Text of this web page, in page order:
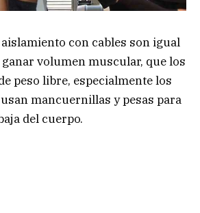
con cables son igual
volumen muscular, que los
peso libre, especialmente los
mancuernillas y pesas para
del cuerpo.